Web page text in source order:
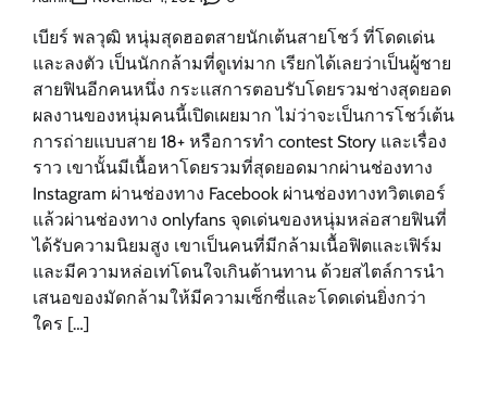
เบียร์ พลวุฒิ หนุ่มสุดฮอตสายนักเต้นสายโชว์ ที่โดดเด่น
และลงตัว เป็นนักกล้ามที่ดูเท่มาก เรียกได้เลยว่าเป็นผู้ชาย
สายฟินอีกคนหนึ่ง กระแสการตอบรับโดยรวมช่างสุดยอด
ผลงานของหนุ่มคนนี้เปิดเผยมาก ไม่ว่าจะเป็นการโชว์เต้น
การถ่ายแบบสาย 18+ หรือการทำ contest Story และเรื่อง
ราว เขานั้นมีเนื้อหาโดยรวมที่สุดยอดมากผ่านช่องทาง
Instagram ผ่านช่องทาง Facebook ผ่านช่องทางทวิตเตอร์
แล้วผ่านช่องทาง onlyfans จุดเด่นของหนุ่มหล่อสายฟินที่
ได้รับความนิยมสูง เขาเป็นคนที่มีกล้ามเนื้อฟิตและเฟิร์ม
และมีความหล่อเท่โดนใจเกินต้านทาน ด้วยสไตล์การนำ
เสนอของมัดกล้ามให้มีความเซ็กซี่และโดดเด่นยิ่งกว่า
ใคร […]